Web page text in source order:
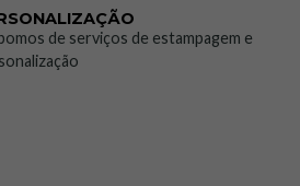
de serviços de estampagem e